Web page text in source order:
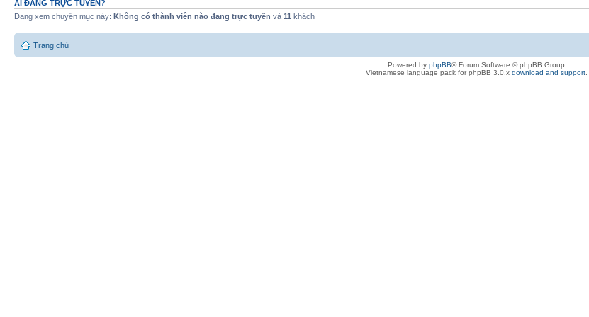
AI ĐANG TRỰC TUYẾN?
Đang xem chuyên mục này: Không có thành viên nào đang trực tuyến và 11 khách
Trang chủ
Powered by phpBB® Forum Software © phpBB Group
Vietnamese language pack for phpBB 3.0.x download and support.